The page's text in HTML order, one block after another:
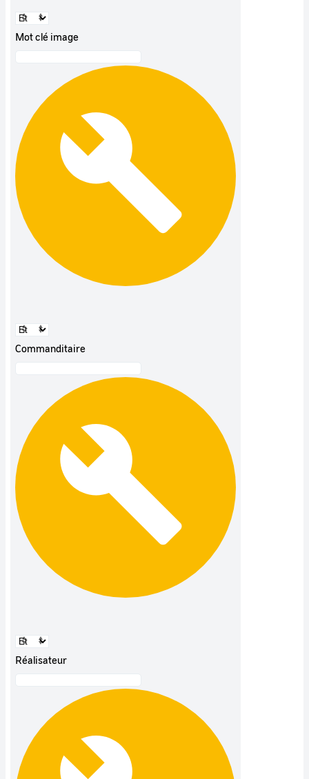
Mot clé image
Commanditaire
Réalisateur